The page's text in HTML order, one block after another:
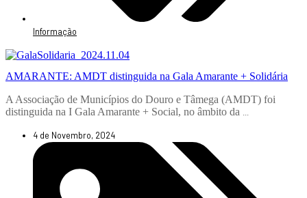
Informação
AMARANTE: AMDT distinguida na Gala Amarante + Solidária
A Associação de Municípios do Douro e Tâmega (AMDT) foi
distinguida na I Gala Amarante + Social, no âmbito da ...
4 de Novembro, 2024